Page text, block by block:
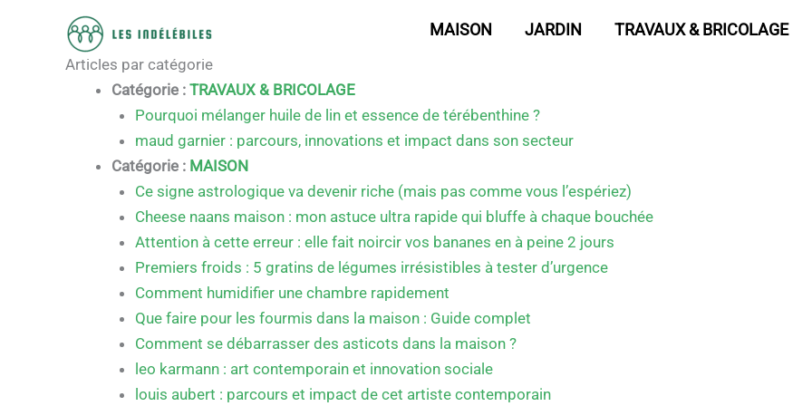
MAISON JARDIN TRAVAUX & BRICOLAGE
Plan du site
Articles par catégorie
Catégorie : TRAVAUX & BRICOLAGE
Pourquoi mélanger huile de lin et essence de térébenthine ?
maud garnier : parcours, innovations et impact dans son secteur
Catégorie : MAISON
Ce signe astrologique va devenir riche (mais pas comme vous l’espériez)
Cheese naans maison : mon astuce ultra rapide qui bluffe à chaque bouchée
Attention à cette erreur : elle fait noircir vos bananes en à peine 2 jours
Premiers froids : 5 gratins de légumes irrésistibles à tester d’urgence
Comment humidifier une chambre rapidement
Que faire pour les fourmis dans la maison : Guide complet
Comment se débarrasser des asticots dans la maison ?
leo karmann : art contemporain et innovation sociale
louis aubert : parcours et impact de cet artiste contemporain